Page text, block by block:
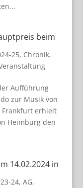
beim
25, Chronik,
Auf­füh­rung
zur Musik von
Frank­furt erhielt
Heim­burg den
14.02.2024 in
24, AG,